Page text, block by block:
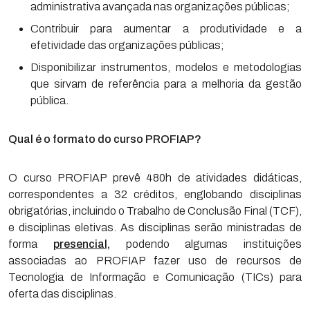
administrativa avançada nas organizações públicas;
Contribuir para aumentar a produtividade e a
efetividade das organizações públicas;
Disponibilizar instrumentos, modelos e metodologias
que sirvam de referência para a melhoria da gestão
pública.
Qual é o formato do curso PROFIAP?
O curso PROFIAP prevê 480h de atividades didáticas,
correspondentes a 32 créditos, englobando disciplinas
obrigatórias, incluindo o Trabalho de Conclusão Final (TCF),
e disciplinas eletivas. As disciplinas serão ministradas de
forma presencial,
podendo algumas instituições
associadas ao PROFIAP fazer uso de recursos de
Tecnologia de Informação e Comunicação (TICs) para
oferta das disciplinas.